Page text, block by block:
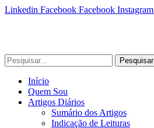
Linkedin Facebook Facebook Instagram
Pesquisar
Início
Quem Sou
Artigos Diários
Sumário dos Artigos
Indicação de Leituras